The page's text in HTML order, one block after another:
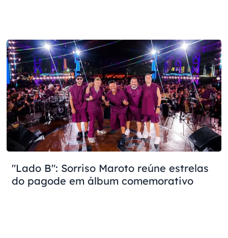
"Lado B": Sorriso Maroto reúne estrelas
do pagode em álbum comemorativo